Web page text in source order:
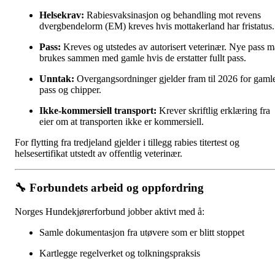
Helsekrav: Rabiesvaksinasjon og behandling mot revens
dvergbendelorm (EM) kreves hvis mottakerland har fristatus.
Pass: Kreves og utstedes av autorisert veterinær. Nye pass
brukes sammen med gamle hvis de erstatter fullt pass.
Unntak: Overgangsordninger gjelder fram til 2026 for
pass og chipper.
Ikke-kommersiell transport: Krever skriftlig erklæring fra
eier om at transporten ikke er kommersiell.
For flytting fra tredjeland gjelder i tillegg rabies titertest og
helsesertifikat utstedt av offentlig veterinær.
🔧 Forbundets arbeid og oppfordring
Norges Hundekjørerforbund jobber aktivt med å:
Samle dokumentasjon fra utøvere som er blitt stoppet
Kartlegge regelverket og tolkningspraksis